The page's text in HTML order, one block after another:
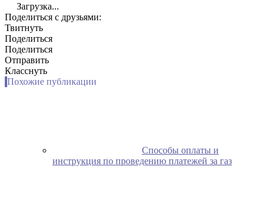
Загрузка...
Поделиться с друзьями:
Твитнуть
Поделиться
Поделиться
Отправить
Класснуть
Похожие публикации
Способы оплаты и
инструкция по проведению платежей за газ